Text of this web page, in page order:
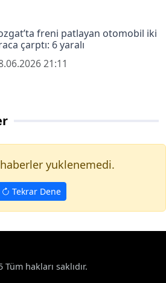
freni patlayan otomobil iki
çarptı: 6 yaralı
21:11
yuklenemedi.
Tekrar Dene
Tüm hakları saklıdır.